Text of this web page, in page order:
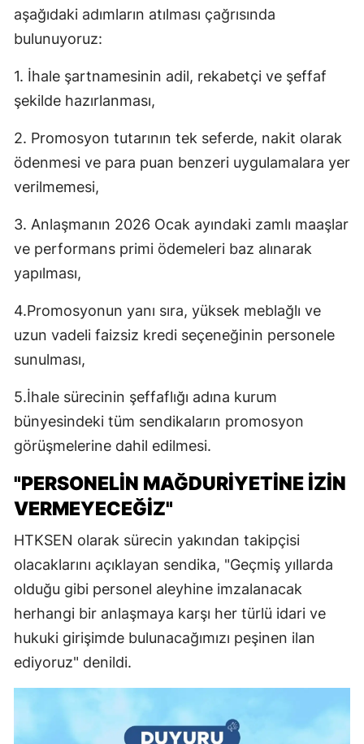
aşağıdaki adımların atılması çağrısında
bulunuyoruz:
1. İhale şartnamesinin adil, rekabetçi ve şeffaf
şekilde hazırlanması,
2. Promosyon tutarının tek seferde, nakit olarak
ödenmesi ve para puan benzeri uygulamalara yer
verilmemesi,
3. Anlaşmanın 2026 Ocak ayındaki zamlı maaşlar
ve performans primi ödemeleri baz alınarak
yapılması,
4.Promosyonun yanı sıra, yüksek meblağlı ve
uzun vadeli faizsiz kredi seçeneğinin personele
sunulması,
5.İhale sürecinin şeffaflığı adına kurum
bünyesindeki tüm sendikaların promosyon
görüşmelerine dahil edilmesi.
"PERSONELİN MAĞDURİYETİNE İZİN
VERMEYECEĞİZ"
HTKSEN olarak sürecin yakından takipçisi
olacaklarını açıklayan sendika, "Geçmiş yıllarda
olduğu gibi personel aleyhine imzalanacak
herhangi bir anlaşmaya karşı her türlü idari ve
hukuki girişimde bulunacağımızı peşinen ilan
ediyoruz" denildi.